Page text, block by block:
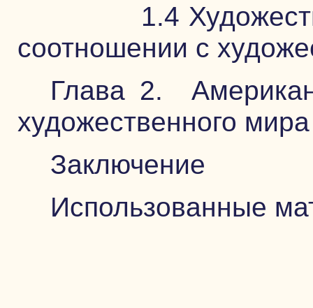
1.4
соотношении с
Глава 2.
художественного мира
Заключение
Использованные